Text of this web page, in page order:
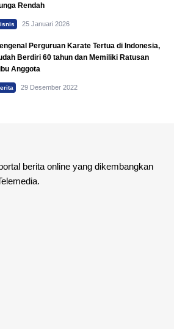
Rendah
25 Januari 2026
Perguruan Karate Tertua di Indonesia,
Berdiri 60 tahun dan Memiliki Ratusan
Anggota
29 Desember 2022
berita online yang dikembangkan